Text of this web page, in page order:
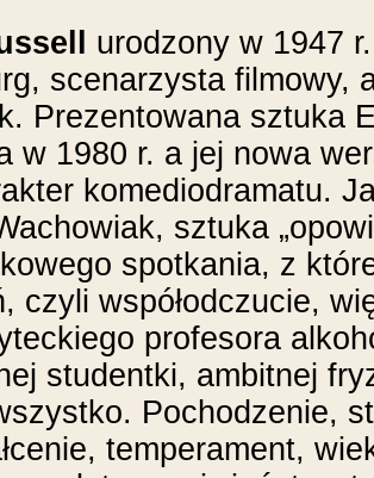
urodzony w 1947
scenarzysta filmowy,
Prezentowana sztuka
w 1980 r. a jej nowa
komediodramatu.
sztuka
spotkania, z
czyli współodczucie,
profesora
studentki, ambitnej
Pochodzenie,
temperament,